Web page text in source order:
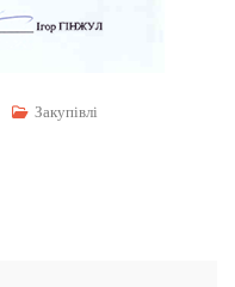
Закупівлі